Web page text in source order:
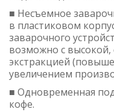
■ Несъемное
в пластиковом
заварочного
возможно с высокой,
экстракцией
увеличением
■ Одновременная
кофе.